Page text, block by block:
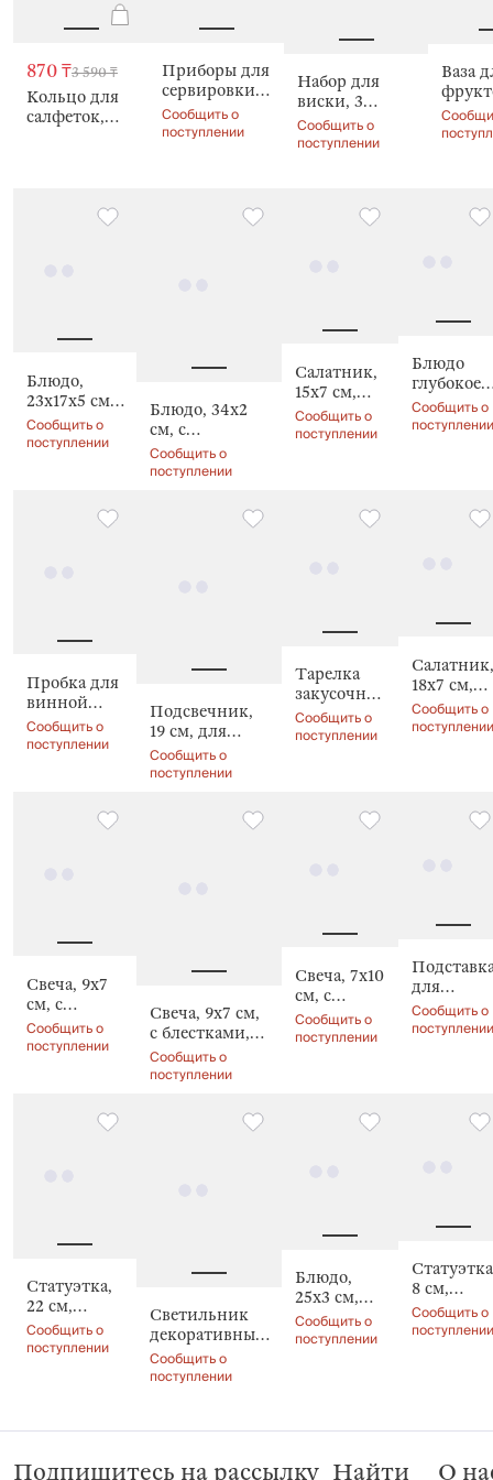
870 ₸3 590 ₸
Кольцо для
салфеток,
Приборы для
сервировки
салата, 2
предмета,
Сообщить о
поступлении
Набор для
виски, 3
предмета,
Серебристая
Сообщить о
поступлении
Ваза
42х7
Блюдо,
23х17x5 см,
с
градиентом,
Сообщить о
поступлении
Блюдо, 34х2
см, с
градиентом,
Verge gradient
Сообщить о
поступлении
Салатник,
15х7 см,
Verge
Сообщить о
поступлении
Блюдо
глубокое,
21х5 см,
Verge
Сообщить о
поступлении
Пробка для
винной
бутылки, 12
см,
Сообщить о
поступлении
Подсвечник,
19 см, для
тонкой свечи,
Конь, Horse
Сообщить о
поступлении
Тарелка
закусочная,
21 см, Verge
Сообщить о
поступлении
Салатник,
18х7 см,
Nautilus
color
Сообщить о
поступлении
Свеча, 9x7
см, с
блестками,
Лошадь,
Сообщить о
поступлении
Свеча, 9x7 см,
с блестками,
Лошадь, Horse
gold
Сообщить о
поступлении
Свеча, 7x10
см, с
блестками,
Лошадь,
Сообщить о
поступлении
для
бутылки,
15х29 см,
Сообщить о
поступлении
Статуэтка,
22 см,
Голова
лошади,
Сообщить о
поступлении
Светильник
декоративный,
15 см, Silver
style
Сообщить о
поступлении
Блюдо,
25х3 см,
Nautilus
color
Сообщить о
поступлении
8 см,
Лошадь,
Horse
Сообщить о
поступлении
Подпишитесь на рассылку Найти О